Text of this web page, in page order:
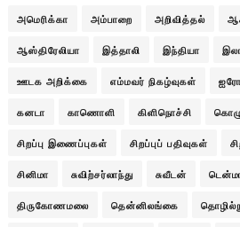
அமெரிக்கா அம்பாறை அறிவித்தல்
ஆஸ்திரேலியா இத்தாலி இந்தியா
ஊடக அறிக்கை எம்மவர் நிகழ்வுகள்
கனடா காணொளி கிளிநொச்சி
சிறப்பு இணைப்புகள் சிறப்புப் பதிவுகள்
சினிமா சுவிற்சர்லாந்து சுவீடன்
திருகோணமலை தென்னிலங்கை